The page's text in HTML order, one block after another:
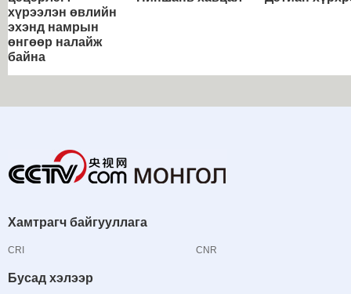
хүрээлэн өвлийн
эхэнд намрын
өнгөөр налайж
байна
Хамтрагч байгууллага
CRI CNR
Бусад хэлээр